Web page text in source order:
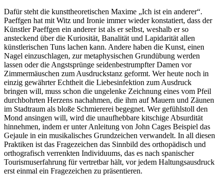
Dafür steht die kunsttheoretischen Maxime „Ich ist ein anderer“.
Paeffgen hat mit Witz und Ironie immer wieder konstatiert, dass der
Künstler Paeffgen ein anderer ist als er selbst, weshalb er so
ansteckend über die Kuriosität, Banalität und Lapidarität allen
künstlerischen Tuns lachen kann. Andere haben die Kunst, einen
Nagel einzuschlagen, zur metaphysischen Grundübung werden
lassen oder die Angstsprünge seidenbestrumpfter Damen vor
Zimmermäuschen zum Ausdruckstanz geformt. Wer heute noch in
einzig gewährter Echtheit die Liebesinfektion zum Ausdruck
bringen will, muss schon die ungelenke Zeichnung eines vom Pfeil
durchbohrten Herzens nachahmen, die ihm auf Mauern und Zäunen
im Stadtraum als bloße Schmiererei begegnet. Wer gefühlstoll den
Mond ansingen will, wird die unaufhebbare kitschige Absurdität
hinnehmen, indem er unter Anleitung von John Cages Beispiel das
Gejaule in ein musikalisches Grundzeichen verwandelt. In all diesen
Praktiken ist das Fragezeichen das Sinnbild des orthopädisch und
orthografisch verrenkten Individuums, das es nach spanischer
Tourismuserfahrung für vertretbar hält, vor jedem Haltungsausdruck
erst einmal ein Fragezeichen zu präsentieren.